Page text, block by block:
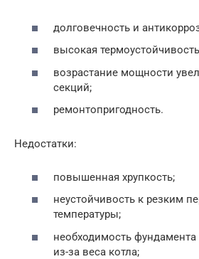
долговечность и
высокая
возрастание мощности
секций;
ремонтопригодность.
Недостатки:
повышенная хрупкость;
неустойчивость к резким
температуры;
необходимость
из-за веса котла;